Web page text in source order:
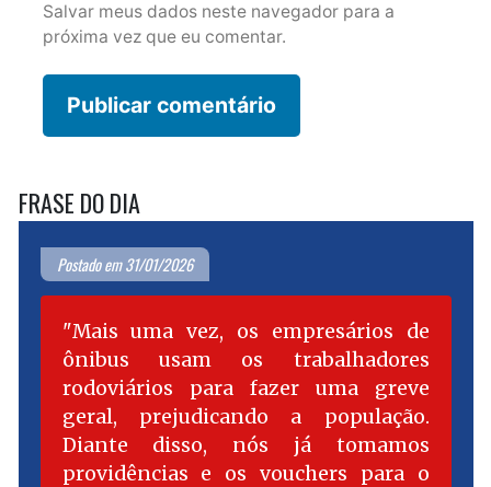
Salvar meus dados neste navegador para a
próxima vez que eu comentar.
FRASE DO DIA
Postado em 31/01/2026
Mais uma vez, os empresários de
ônibus usam os trabalhadores
rodoviários para fazer uma greve
geral, prejudicando a população.
Diante disso, nós já tomamos
providências e os vouchers para o